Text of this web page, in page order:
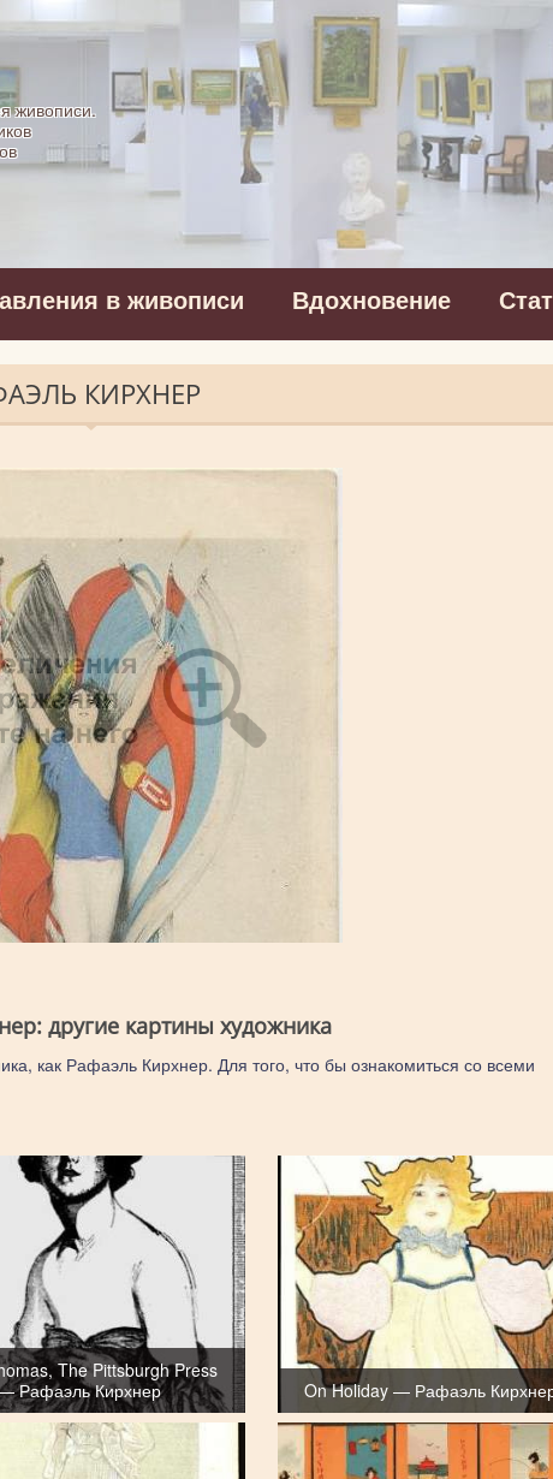
галерея
живописи.
в живописи Вдохновение
КИРХНЕР
другие картины художника
как Рафаэль Кирхнер. Для того, что бы ознакомиться со всеми
The Pittsburgh Press
Рафаэль Кирхнер
On Holiday — Рафаэль